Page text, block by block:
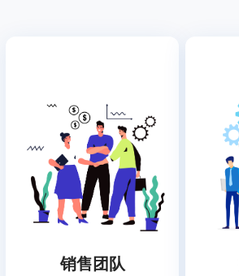
销售团队